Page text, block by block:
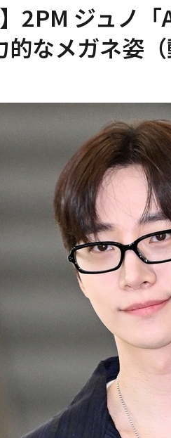
】2PM ジュノ
なメガネ姿（